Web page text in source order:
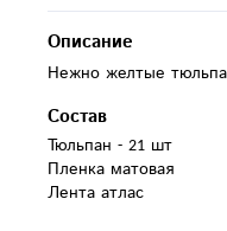
Описание
Нежно желтые
Состав
Тюльпан - 21 шт
Пленка матовая
Лента атлас